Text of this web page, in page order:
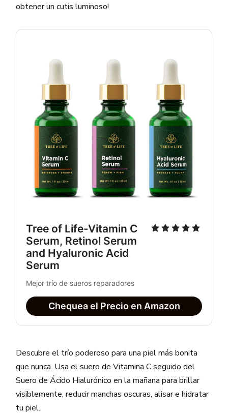
obtener un cutis luminoso!
Tree of Life-Vitamin C
Serum, Retinol Serum
and Hyaluronic Acid
Serum
Mejor trío de sueros reparadores
Chequea el Precio en Amazon
Descubre el trío poderoso para una piel más bonita
que nunca. Usa el suero de Vitamina C seguido del
Suero de Ácido Hialurónico en la mañana para brillar
visiblemente, reducir manchas oscuras, alisar e hidratar
tu piel.